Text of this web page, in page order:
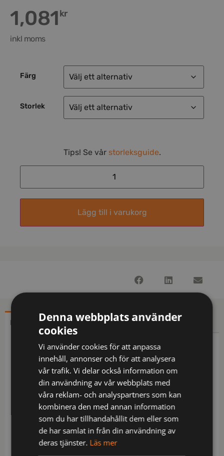
1,081kr
inkl moms
Färg
Storlek
Tips! Se vår storleksguide.
Lägg till i varukorg
BESKRIVNING YTTERLIGARE INFORMATION
Beskrivning
Vadderad väst i vind- och vattenavvisande
material. Invändig vindslå i dragkedjan framtill för
att förhindra vinddrag. Bröstﬁckor med dragkedja,
den ena med öppning för handsfree. Innerﬁckor
med dragkedja. Mörka reﬂexpipings i ok samt rygg.
Reglerbar med snodd i midja. Fodret är
öppningsbart för att underlätta tryck och brodyr.
Denna webbplats använder
cookies
Vi använder cookies för att anpassa
innehåll, annonser och för att analysera
vår trafik. Vi delar också information om
din användning av vår webbplats med
våra reklam- och analyspartners som kan
kombinera den med annan information
som du har tillhandahållit dem eller som
de har samlat in från din användning av
deras tjänster. Läs mer